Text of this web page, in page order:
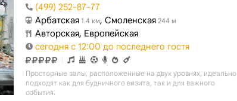
(499) 252-87-77
Арбатская 1.4 км, Смоленская 244 м
Авторская, Европейская
сегодня с 12:00 до последнего гостя
Просторные залы, расположенные на двух уровнях, идеально
подходят как для будничного визита, так и для важного
события.